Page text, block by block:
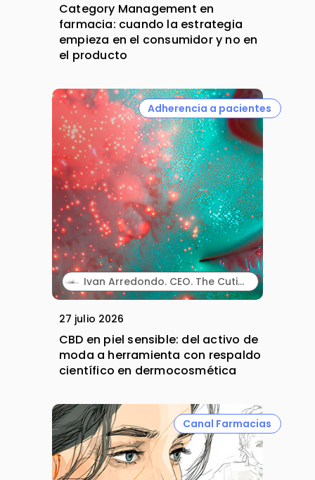
Category Management en
farmacia: cuando la estrategia
empieza en el consumidor y no en
el producto
Adherencia a pacientes
Ivan Arredondo. CEO. The Cutis Lab.
27 julio 2026
CBD en piel sensible: del activo de
moda a herramienta con respaldo
científico en dermocosmética
Canal Farmacias